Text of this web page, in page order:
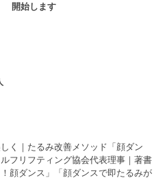
開始します
く｜たるみ改善メソッド「顔ダン
フリフティング協会代表理事｜著書
顔ダンス 」「 顔ダンスで即たるみが